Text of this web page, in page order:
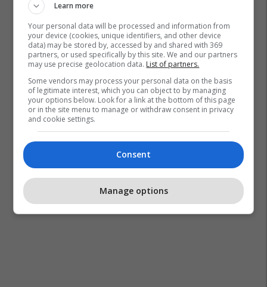
Learn more
Your personal data will be processed and information from
your device (cookies, unique identifiers, and other device
data) may be stored by, accessed by and shared with 369
partners, or used specifically by this site. We and our partners
may use precise geolocation data. List of partners.
Some vendors may process your personal data on the basis
of legitimate interest, which you can object to by managing
your options below. Look for a link at the bottom of this page
or in the site menu to manage or withdraw consent in privacy
and cookie settings.
Consent
Manage options